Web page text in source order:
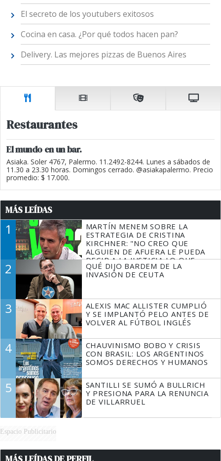
El secreto de los youtubers exitosos
Cocina en casa. ¿Por qué todos hacen pan?
Delivery. Las mejores pizzas de Buenos Aires
Restaurantes
El mundo en un bar.
Asiaka. Soler 4767, Palermo. 11.2492-8244. Lunes a sábados de
11.30 a 23.30 horas. Domingos cerrado. @asiakapalermo. Precio
promedio: $ 17.000.
MÁS LEÍDAS
1
MARTÍN MENEM SOBRE LA
ESTRATEGIA DE CRISTINA
KIRCHNER: "NO CREO QUE
ALGUIEN DE AFUERA LE PUEDA
DECIR A LA JUSTICIA LO QUE
TIENE QUE HACER"
2
QUÉ DIJO BARDEM DE LA
INVASIÓN DE CEUTA
3
ALEXIS MAC ALLISTER CUMPLIÓ
Y SE IMPLANTÓ PELO ANTES DE
VOLVER AL FÚTBOL INGLÉS
4
CHAUVINISMO BOBO Y CRISIS
CON BRASIL: LOS ARGENTINOS
SOMOS DERECHOS Y HUMANOS
5
SANTILLI SE SUMÓ A BULLRICH
Y PRESIONA PARA LA RENUNCIA
DE VILLARRUEL
Espacio Publicitario